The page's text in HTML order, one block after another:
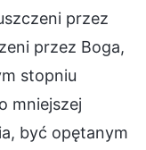
przez
przez Boga,
stopniu
mniejszej
być opętanym